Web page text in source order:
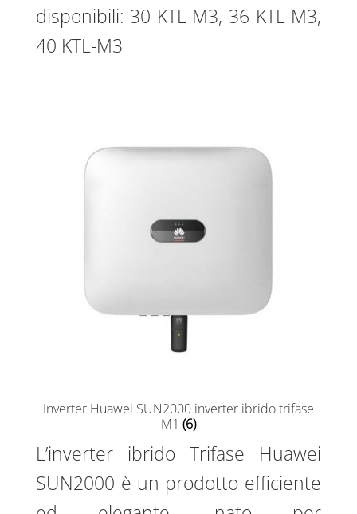
disponibili: 30 KTL-M3, 36 KTL-M3,
40 KTL-M3
Inverter Huawei SUN2000 inverter ibrido trifase
M1 (6)
L’inverter ibrido Trifase Huawei
SUN2000 è un prodotto efficiente